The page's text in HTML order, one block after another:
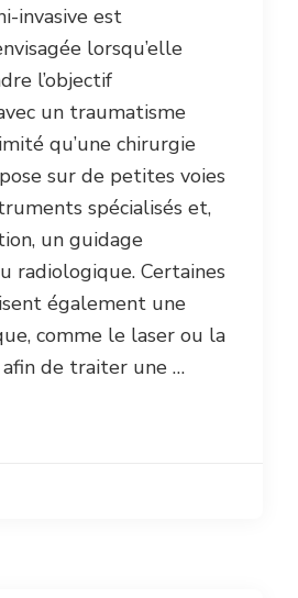
invasive est
lorsqu’elle
l’objectif
un traumatisme
qu’une chirurgie
sur de petites voies
spécialisés et,
un guidage
radiologique. Certaines
également une
comme le laser ou la
de traiter une …